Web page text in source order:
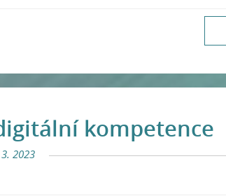
kompetence
2023